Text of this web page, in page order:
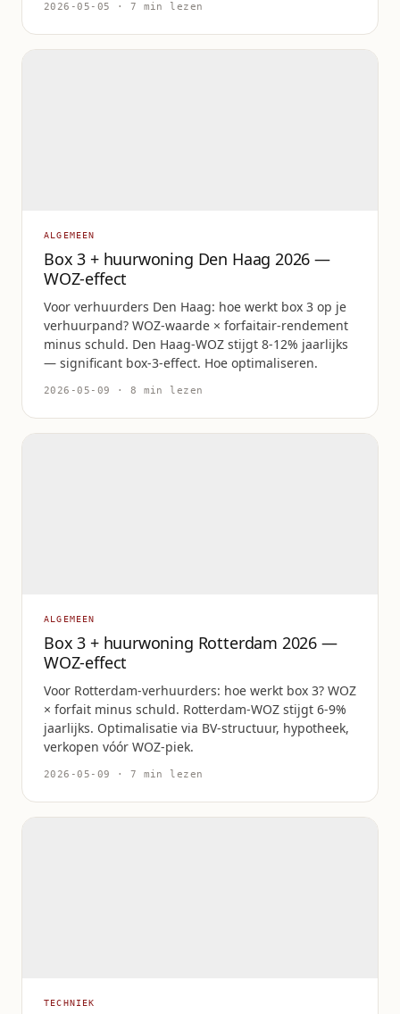
2026-05-05 · 7 min lezen
ALGEMEEN
Box 3 + huurwoning Den Haag 2026 —
WOZ-effect
Voor verhuurders Den Haag: hoe werkt box 3 op je
verhuurpand? WOZ-waarde × forfaitair-rendement
minus schuld. Den Haag-WOZ stijgt 8-12% jaarlijks
— significant box-3-effect. Hoe optimaliseren.
2026-05-09 · 8 min lezen
ALGEMEEN
Box 3 + huurwoning Rotterdam 2026 —
WOZ-effect
Voor Rotterdam-verhuurders: hoe werkt box 3? WOZ
× forfait minus schuld. Rotterdam-WOZ stijgt 6-9%
jaarlijks. Optimalisatie via BV-structuur, hypotheek,
verkopen vóór WOZ-piek.
2026-05-09 · 7 min lezen
TECHNIEK